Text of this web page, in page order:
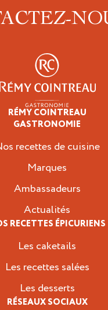
RÉMY COINTREAU
GASTRONOMIE
recettes de cuisine
Marques
Ambassadeurs
Actualités
RECETTES ÉPICURIENS
Les caketails
Les recettes salées
Les desserts
RÉSEAUX SOCIAUX